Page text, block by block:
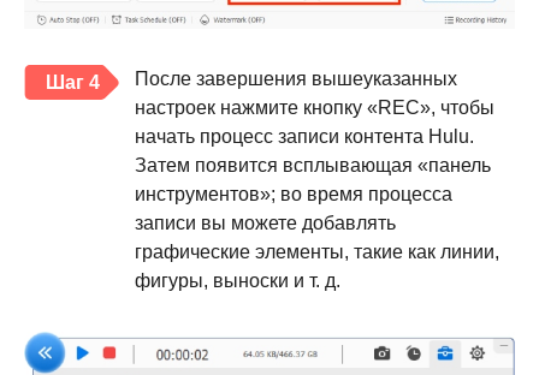
Шаг 4
После завершения вышеуказанных
настроек нажмите кнопку «REC», чтобы
начать процесс записи контента Hulu.
Затем появится всплывающая «панель
инструментов»; во время процесса
записи вы можете добавлять
графические элементы, такие как линии,
фигуры, выноски и т. д.